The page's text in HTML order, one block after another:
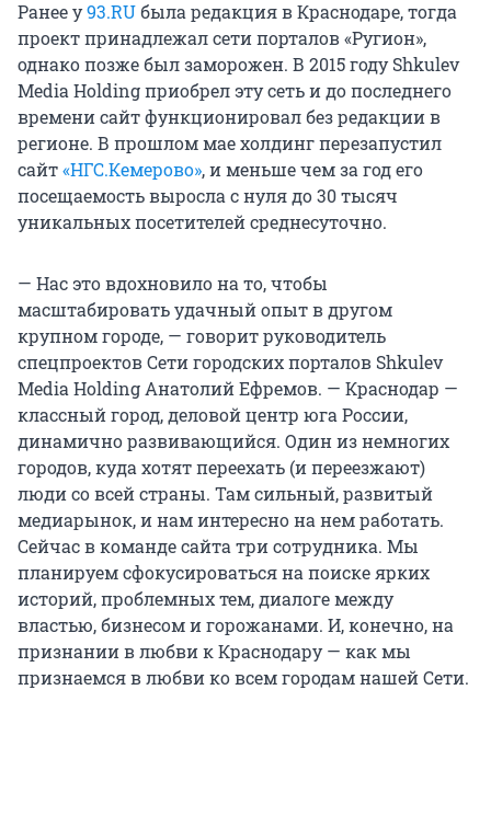
Ранее у93.RUбыла редакция в Краснодаре, тогда
проект принадлежал сети порталов «Ругион»,
однако позже был заморожен. В 2015 году Shkulev
Media Holding приобрел эту сеть и до последнего
времени сайт функционировал без редакции в
регионе. В прошлом мае холдинг перезапустил
сайт«НГС.Кемерово», и меньше чем за год его
посещаемость выросла с нуля до 30 тысяч
уникальных посетителей среднесуточно.
— Нас это вдохновило на то, чтобы
масштабировать удачный опыт в другом
крупном городе, — говорит руководитель
спецпроектов Сети городских порталов Shkulev
Media Holding Анатолий Ефремов. — Краснодар —
классный город, деловой центр юга России,
динамично развивающийся. Один из немногих
городов, куда хотят переехать (и переезжают)
люди со всей страны. Там сильный, развитый
медиарынок, и нам интересно на нем работать.
Сейчас в команде сайта три сотрудника. Мы
планируем сфокусироваться на поиске ярких
историй, проблемных тем, диалоге между
властью, бизнесом и горожанами. И, конечно, на
признании в любви к Краснодару — как мы
признаемся в любви ко всем городам нашей Сети.